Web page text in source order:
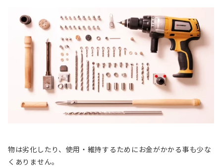
物は劣化したり、 使用・維持するためにお金がかかる事も少な
くありません。